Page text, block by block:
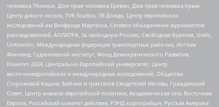
человека Тбилиси, Дом прав человека Ереван, Дом прав человека Крым,
Центр дикого лосося, TVR Studios, ТВ Дождь, Центр европейских
исследований им Вилфрида Мартенса, Сетевое объединение журналистов
расследователей, АЛЛАТРА, За свободную Россию, Свободная Бурятия, Uralic,
UnKremlin, Международная федерация транспортных рабочих, ИстЧам
Финланд, Гудзоновский институт, Фонд Демократического Развития,
Комитет-2024, Центрально-Европейский университет, Центр
восточноевропейских и международных исследований, Общество
Сторожевой башни, Библии и трактатов Свидетелей Иеговы, Гражданский
Совет, Центр анализа европейской политики, Академическая сеть Восточная
Европа, Российский комитет действия, РЭНД корпорейшн, Русская Америка